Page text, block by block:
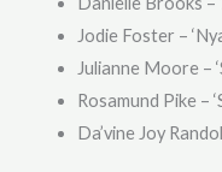
Jodie Foster –
Julianne Moore –
Rosamund Pike –
Da’vine Joy